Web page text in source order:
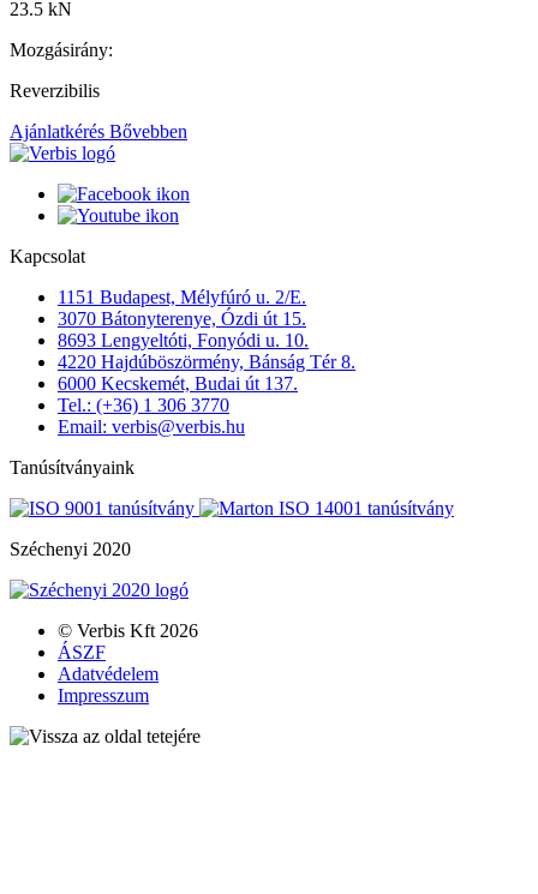
23.5 kN
Mozgásirány:
Reverzibilis
Ajánlatkérés Bővebben
Kapcsolat
1151 Budapest, Mélyfúró u. 2/E.
3070 Bátonyterenye, Ózdi út 15.
8693 Lengyeltóti, Fonyódi u. 10.
4220 Hajdúböszörmény, Bánság Tér 8.
6000 Kecskemét, Budai út 137.
Tel.: (+36) 1 306 3770
Email: verbis@verbis.hu
Tanúsítványaink
Széchenyi 2020
© Verbis Kft 2026
ÁSZF
Adatvédelem
Impresszum